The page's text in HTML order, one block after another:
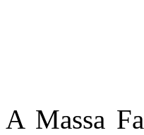
A Massa